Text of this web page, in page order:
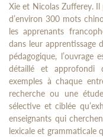
Xie et Nicolas Zufferey.
d’environ 300 mots
les apprenants
dans leur apprentissage
pédagogique,
détaillé et approfondi
exemples à chaque
recherche ou une
sélective et ciblée
enseignants qui
lexicale et grammaticale